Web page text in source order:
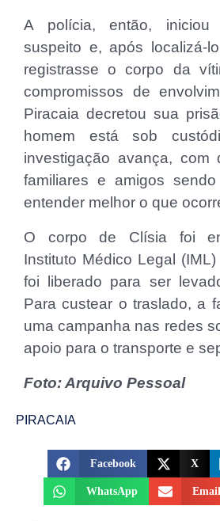
A polícia, então,
suspeito e, após localizá-
registrasse o corpo da
compromissos de
Piracaia decretou sua
homem está sob
investigação avança, com
familiares e amigos
entender melhor o que
O corpo de Clísia foi
Instituto Médico Legal
foi liberado para ser
Para custear o traslado, a
uma campanha nas redes
apoio para o transporte e
Foto: Arquivo Pessoal
PIRACAIA
Facebook X
WhatsApp Email